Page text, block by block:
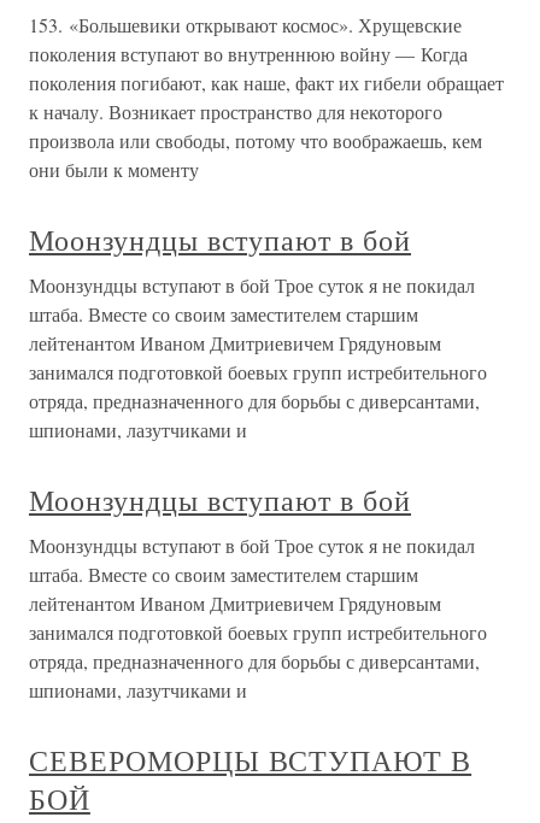
153. «Большевики открывают космос». Хрущевские
поколения вступают во внутреннюю войну — Когда
поколения погибают, как наше, факт их гибели обращает
к началу. Возникает пространство для некоторого
произвола или свободы, потому что воображаешь, кем
они были к моменту
Моонзундцы вступают в бой
Моонзундцы вступают в бой Трое суток я не покидал
штаба. Вместе со своим заместителем старшим
лейтенантом Иваном Дмитриевичем Грядуновым
занимался подготовкой боевых групп истребительного
отряда, предназначенного для борьбы с диверсантами,
шпионами, лазутчиками и
Моонзундцы вступают в бой
Моонзундцы вступают в бой Трое суток я не покидал
штаба. Вместе со своим заместителем старшим
лейтенантом Иваном Дмитриевичем Грядуновым
занимался подготовкой боевых групп истребительного
отряда, предназначенного для борьбы с диверсантами,
шпионами, лазутчиками и
СЕВЕРОМОРЦЫ ВСТУПАЮТ В
БОЙ